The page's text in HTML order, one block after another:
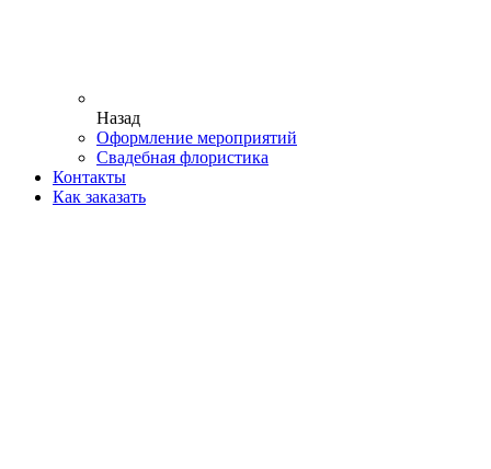
Назад
Оформление мероприятий
Свадебная флористика
Контакты
Как заказать